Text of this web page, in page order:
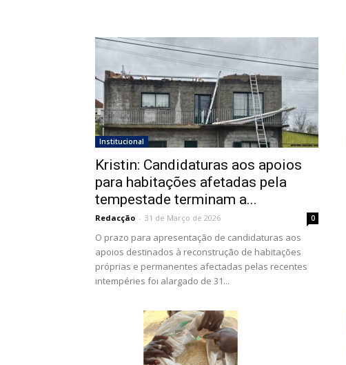
Institucional
Kristin: Candidaturas aos apoios
para habitações afetadas pela
tempestade terminam a...
Redacção - 31 de Março de 2026 0
O prazo para apresentação de candidaturas aos
apoios destinados à reconstrução de habitações
próprias e permanentes afectadas pelas recentes
intempéries foi alargado de 31...